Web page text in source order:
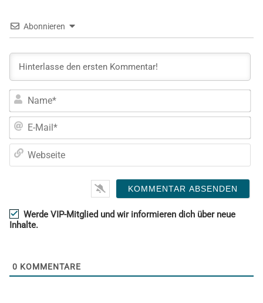
Abonnieren
E-
Werde VIP-Mitglied und wir informieren dich über neue
Inhalte.
0 KOMMENTARE